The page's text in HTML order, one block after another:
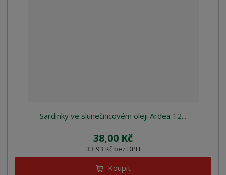
Sardinky ve slunečnicovém oleji Ardea 12...
38,00 Kč
33,93 Kč bez DPH
Koupit